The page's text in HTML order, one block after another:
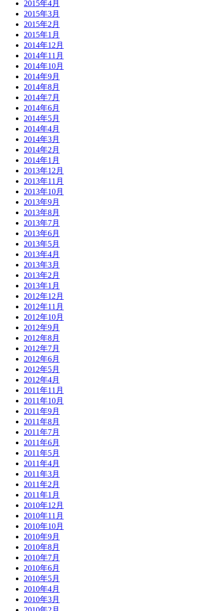
2015年4月
2015年3月
2015年2月
2015年1月
2014年12月
2014年11月
2014年10月
2014年9月
2014年8月
2014年7月
2014年6月
2014年5月
2014年4月
2014年3月
2014年2月
2014年1月
2013年12月
2013年11月
2013年10月
2013年9月
2013年8月
2013年7月
2013年6月
2013年5月
2013年4月
2013年3月
2013年2月
2013年1月
2012年12月
2012年11月
2012年10月
2012年9月
2012年8月
2012年7月
2012年6月
2012年5月
2012年4月
2011年11月
2011年10月
2011年9月
2011年8月
2011年7月
2011年6月
2011年5月
2011年4月
2011年3月
2011年2月
2011年1月
2010年12月
2010年11月
2010年10月
2010年9月
2010年8月
2010年7月
2010年6月
2010年5月
2010年4月
2010年3月